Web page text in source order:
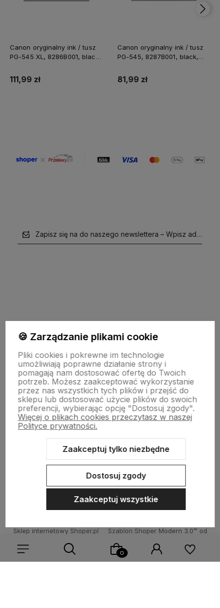
Canon oryginalny ink / tusz
PG-545 XL, 8286B001, black,
111,99 zł
Canon oryginalny ink / tusz
PG-545, 8287B001, black,
81,99 zł
Zapisz się na do naszego newslettera – Wpisz adres e-
Pomoc
Moje konto
Płatności i dostawa
Sklep internetowy Shoper.pl Szablon Shoper Modern 3.0™ od
🍪 Zarządzanie plikami cookie
Pliki cookies i pokrewne im technologie
umożliwiają poprawne działanie strony i
pomagają nam dostosować ofertę do Twoich
potrzeb. Możesz zaakceptować wykorzystanie
przez nas wszystkich tych plików i przejść do
sklepu lub dostosować użycie plików do swoich
preferencji, wybierając opcję "Dostosuj zgody".
Więcej o plikach cookies przeczytasz w naszej
Polityce prywatności.
Zaakceptuj tylko niezbędne
Dostosuj zgody
Zaakceptuj wszystkie